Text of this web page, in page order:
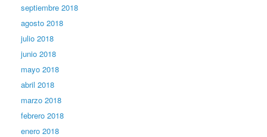
septiembre 2018
agosto 2018
julio 2018
junio 2018
mayo 2018
abril 2018
marzo 2018
febrero 2018
enero 2018